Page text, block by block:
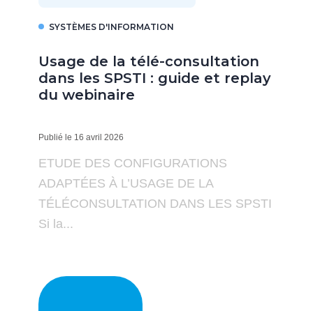
SYSTÈMES D'INFORMATION
Usage de la télé-consultation
dans les SPSTI : guide et replay
du webinaire
Publié le 16 avril 2026
ETUDE DES CONFIGURATIONS
ADAPTÉES À L’USAGE DE LA
TÉLÉCONSULTATION DANS LES SPSTI
Si la...